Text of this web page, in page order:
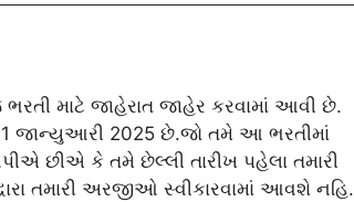
ભરતી માટે જાહેરાત જાહેર કરવામાં આવી છે.
જાન્યુઆરી 2025 છે.જો તમે આ ભરતીમાં
છીએ કે તમે છેલ્લી તારીખ પહેલા તમારી
તમારી અરજીઓ સ્વીકારવામાં આવશે નહિ.